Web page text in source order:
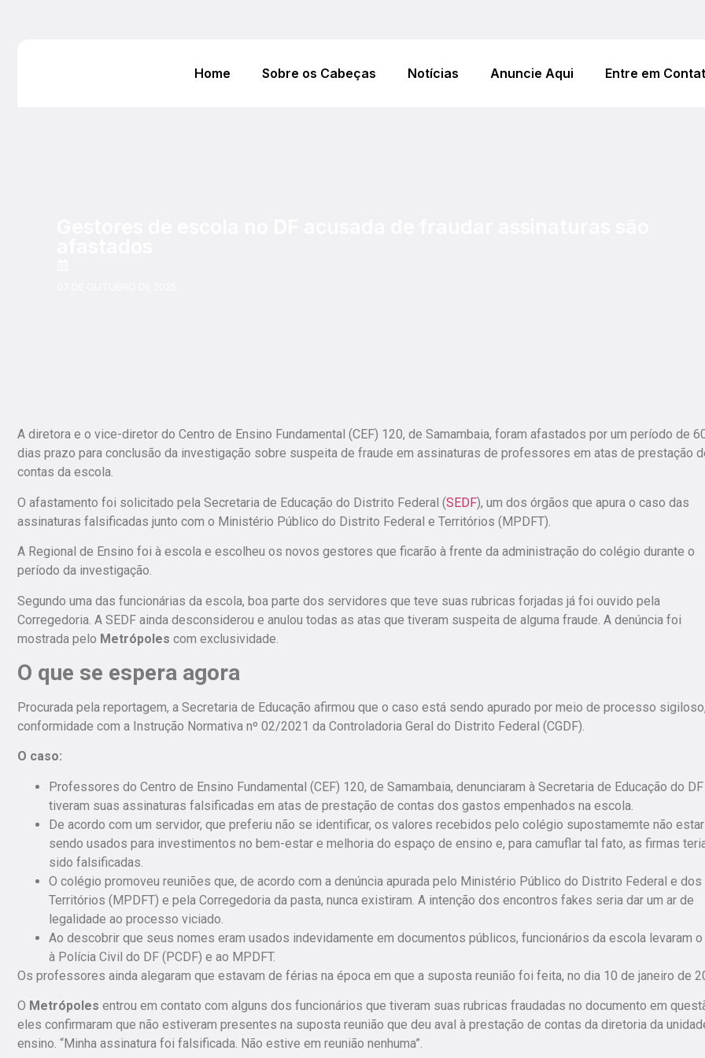
Home Sobre os Cabeças Notícias Anuncie Aqui Entre em
A diretora e o vice-diretor do Centro de Ensino Fundamental (CEF) 120, de Samambaia, foram afastados por um período de
dias prazo para conclusão da investigação sobre suspeita de fraude em assinaturas de professores em atas de prestação
contas da escola.
O afastamento foi solicitado pela Secretaria de Educação do Distrito Federal (SEDF), um dos órgãos que apura o caso das
assinaturas falsificadas junto com o Ministério Público do Distrito Federal e Territórios (MPDFT).
A Regional de Ensino foi à escola e escolheu os novos gestores que ficarão à frente da administração do colégio durante o
período da investigação.
Segundo uma das funcionárias da escola, boa parte dos servidores que teve suas rubricas forjadas já foi ouvido pela
Corregedoria. A SEDF ainda desconsiderou e anulou todas as atas que tiveram suspeita de alguma fraude. A denúncia foi
mostrada pelo Metrópoles com exclusividade.
O que se espera agora
Procurada pela reportagem, a Secretaria de Educação afirmou que o caso está sendo apurado por meio de processo
conformidade com a Instrução Normativa nº 02/2021 da Controladoria Geral do Distrito Federal (CGDF).
O caso:
Professores do Centro de Ensino Fundamental (CEF) 120, de Samambaia, denunciaram à Secretaria de Educação do
tiveram suas assinaturas falsificadas em atas de prestação de contas dos gastos empenhados na escola.
De acordo com um servidor, que preferiu não se identificar, os valores recebidos pelo colégio supostamemte não
sendo usados para investimentos no bem-estar e melhoria do espaço de ensino e, para camuflar tal fato, as firmas
sido falsificadas.
O colégio promoveu reuniões que, de acordo com a denúncia apurada pelo Ministério Público do Distrito Federal e dos
Territórios (MPDFT) e pela Corregedoria da pasta, nunca existiram. A intenção dos encontros fakes seria dar um ar de
legalidade ao processo viciado.
Ao descobrir que seus nomes eram usados indevidamente em documentos públicos, funcionários da escola levaram
à Polícia Civil do DF (PCDF) e ao MPDFT.
Os professores ainda alegaram que estavam de férias na época em que a suposta reunião foi feita, no dia 10 de janeiro de
O Metrópoles entrou em contato com alguns dos funcionários que tiveram suas rubricas fraudadas no documento em
eles confirmaram que não estiveram presentes na suposta reunião que deu aval à prestação de contas da diretoria da
ensino. “Minha assinatura foi falsificada. Não estive em reunião nenhuma”.